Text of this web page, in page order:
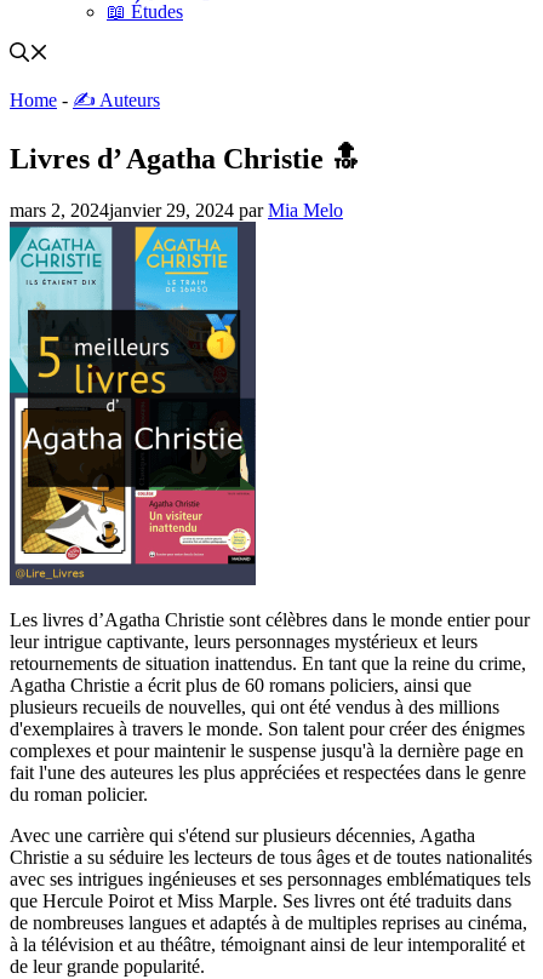
📖 Études
Home - ✍️ Auteurs
Livres d’ Agatha Christie 🔝
mars 2, 2024janvier 29, 2024 parMia Melo
Les livres d’Agatha Christie sont célèbres dans le monde entier pour
leur intrigue captivante, leurs personnages mystérieux et leurs
retournements de situation inattendus. En tant que la reine du crime,
Agatha Christie a écrit plus de 60 romans policiers, ainsi que
plusieurs recueils de nouvelles, qui ont été vendus à des millions
d'exemplaires à travers le monde. Son talent pour créer des énigmes
complexes et pour maintenir le suspense jusqu'à la dernière page en
fait l'une des auteures les plus appréciées et respectées dans le genre
du roman policier.
Avec une carrière qui s'étend sur plusieurs décennies, Agatha
Christie a su séduire les lecteurs de tous âges et de toutes nationalités
avec ses intrigues ingénieuses et ses personnages emblématiques tels
que Hercule Poirot et Miss Marple. Ses livres ont été traduits dans
de nombreuses langues et adaptés à de multiples reprises au cinéma,
à la télévision et au théâtre, témoignant ainsi de leur intemporalité et
de leur grande popularité.